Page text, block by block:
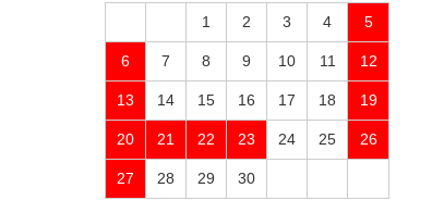
1
2 3 4 5
6 7 8 9 10 11 12
13 14 15 16 17 18 19
20 21 22 23 24 25 26
27 28 29 30